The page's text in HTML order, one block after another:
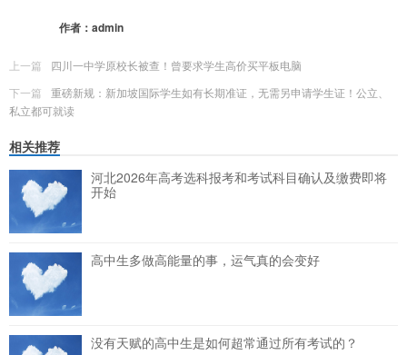
作者： admin
上一篇
四川一中学原校长被查！曾要求学生高价买平板电脑
下一篇
重磅新规：新加坡国际学生如有长期准证，无需另申请学生证！公立、
私立都可就读
相关推荐
河北2026年高考选科报考和考试科目确认及缴费即将
开始
高中生多做高能量的事，运气真的会变好
没有天赋的高中生是如何超常通过所有考试的？